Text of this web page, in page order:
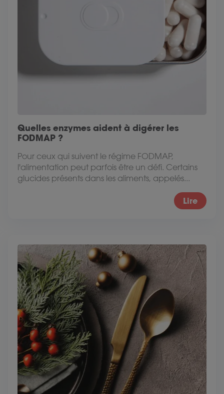
Quelles enzymes aident à digérer les
FODMAP ?
Pour ceux qui suivent le régime FODMAP,
l'alimentation peut parfois être un défi. Certains
glucides présents dans les aliments, appelés...
Lire